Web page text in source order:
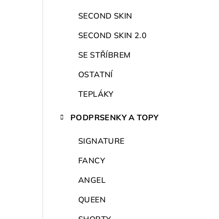
SECOND SKIN
SECOND SKIN 2.0
SE STŘÍBREM
OSTATNÍ
TEPLÁKY
PODPRSENKY A TOPY
SIGNATURE
FANCY
ANGEL
QUEEN